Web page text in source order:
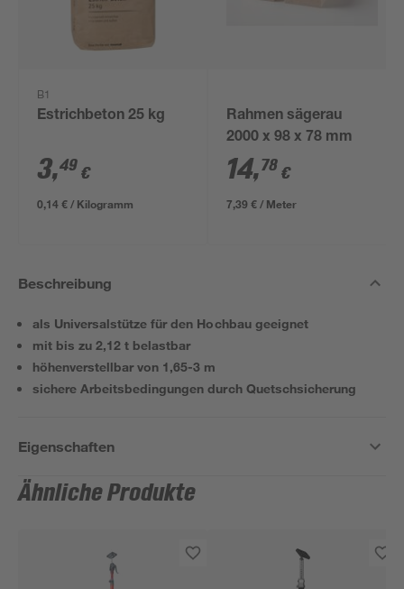
B1
Estrichbeton 25 kg
3,49 €
0,14 € / Kilogramm
Rahmen sägerau
2000 x 98 x 78 mm
14,78 €
7,39 € / Meter
Beschreibung
als Universalstütze für den Hochbau geeignet
mit bis zu 2,12 t belastbar
höhenverstellbar von 1,65-3 m
sichere Arbeitsbedingungen durch Quetschsicherung
Eigenschaften
Ähnliche Produkte